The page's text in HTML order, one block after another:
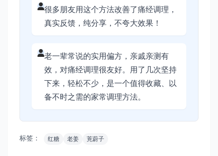
很多朋友用这个方法改善了痛经调理，
真实反馈，纯分享，不夸大效果！
老一辈常说的实用偏方，亲戚亲测有
效，对痛经调理很友好。用了几次坚持
下来，轻松不少，是一个值得收藏、以
备不时之需的家常调理方法。
标签： 红糖 老姜 茺蔚子